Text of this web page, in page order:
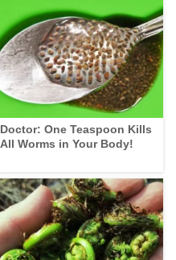
Doctor: One Teaspoon Kills
All Worms in Your Body!